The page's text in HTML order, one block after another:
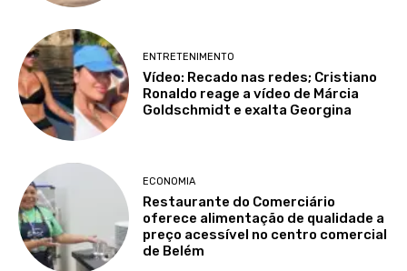
ENTRETENIMENTO
Vídeo: Recado nas redes; Cristiano
Ronaldo reage a vídeo de Márcia
Goldschmidt e exalta Georgina
ECONOMIA
Restaurante do Comerciário
oferece alimentação de qualidade a
preço acessível no centro comercial
de Belém